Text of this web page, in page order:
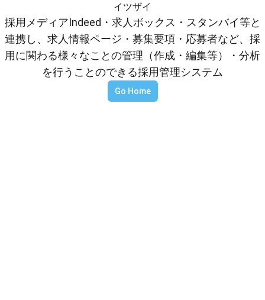
イツザイ
採用メディアIndeed・求人ボックス・スタンバイ等と
連携し、求人情報ページ・募集要項・応募者など、採
用に関わる様々なことの管理（作成・編集等）・分析
を行うことのできる採用管理システム
Go Home